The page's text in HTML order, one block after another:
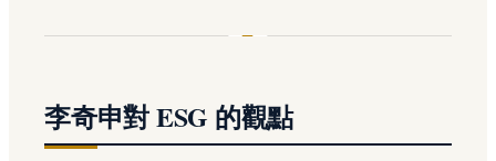
李奇申對 ESG 的觀點